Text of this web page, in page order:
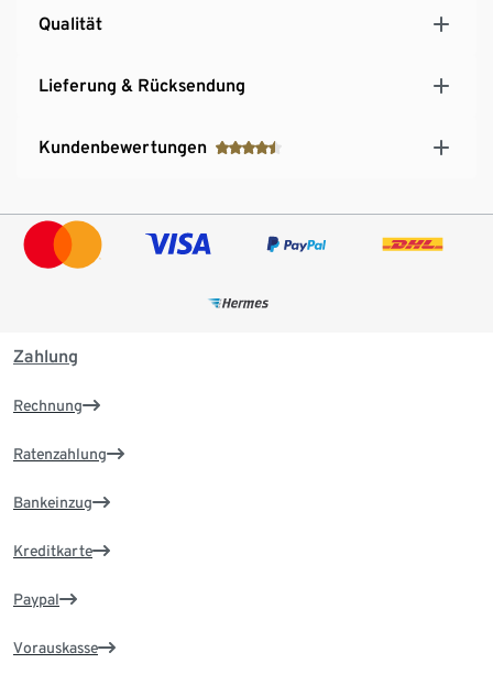
Qualität
Lieferung & Rücksendung
Kundenbewertungen
Zahlung
Rechnung
Ratenzahlung
Bankeinzug
Kreditkarte
Paypal
Vorauskasse